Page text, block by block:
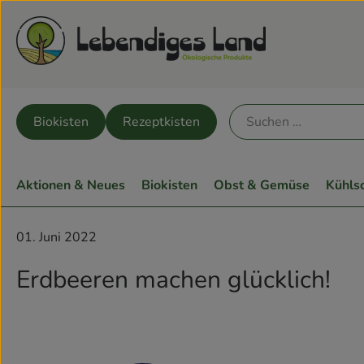
Biokisten Rezeptkisten
Aktionen & Neues Biokisten Obst & Gemüse
01. Juni 2022
Erdbeeren machen glücklich!